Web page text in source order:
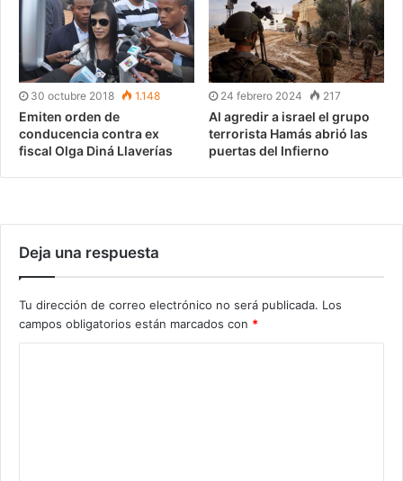
30 octubre 2018 1.148
Emiten orden de
conducencia contra ex
fiscal Olga Diná Llaverías
24 febrero 2024 217
Al agredir a israel el grupo
terrorista Hamás abrió las
puertas del Infierno
Deja una respuesta
Tu dirección de correo electrónico no será publicada. Los
campos obligatorios están marcados con *